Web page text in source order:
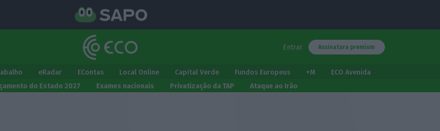
Entrar Assinatura premium
eRadar EContas Local Online Capital Verde Fundos Europeus +M
ECO Avenida
do Estado 2027 Exames nacionais Privatização da TAP Ataque ao Irão